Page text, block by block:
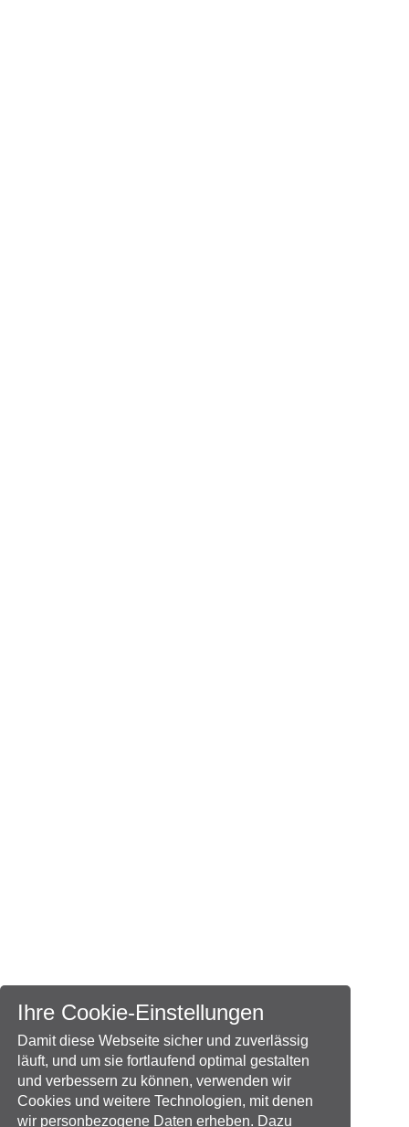
Ihre Cookie-Einstellungen
Damit diese Webseite sicher und zuverlässig
läuft, und um sie fortlaufend optimal gestalten
und verbessern zu können, verwenden wir
Cookies und weitere Technologien, mit denen
wir personbezogene Daten erheben. Dazu